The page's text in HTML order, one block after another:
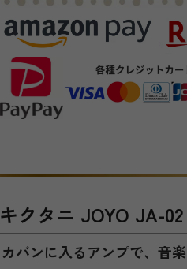
キクタニ JOYO JA-
カバンに入るアンプで、音